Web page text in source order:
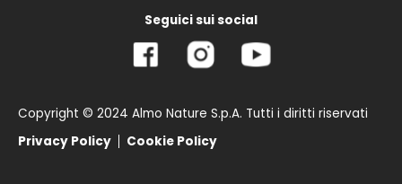
Seguici sui social
Copyright © 2024 Almo Nature S.p.A. Tutti i diritti riservati
Privacy Policy
Cookie Policy